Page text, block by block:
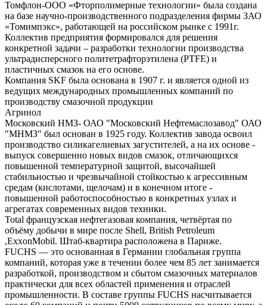
Томфлон-ООО «Фторполимерные технологии» была создана
на базе научно-производственного подразделения фирмы ЗАО
«Томимпэкс», работающей на российском рынке с 1991г.
Коллектив предприятия формировался для решения
конкретной задачи – разработки технологии производства
ультрадисперсного политетрафторэтилена (PTFE) и
пластичных смазок на его основе.
Компания SKF была основана в 1907 г. и является одной из
ведущих международных промышленных компаний по
производству смазочной продукции
Агринол
Московский НМЗ- ОАО "Московский Нефтемаслозавод" ОАО
"МНМЗ" был основан в 1925 году. Коллектив завода освоил
производство силикагелиевых загустителей, а на их основе -
выпуск совершенно новых видов смазок, отличающихся
повышенной температурной защитой, высочайшей
стабильностью и чрезвычайной стойкостью к агрессивным
средам (кислотами, щелочам) и в конечном итоге -
повышенной работоспособностью в конкретных узлах и
агрегатах современных видов техники.
Total французская нефтегазовая компания, четвёртая по
объёму добычи в мире после Shell, British Petroleum
,ExxonMobil. Штаб-квартира расположена в Париже.
FUCHS — это основанная в Германии глобальная группа
компаний, которая уже в течении более чем 85 лет занимается
разработкой, производством и сбытом смазочных материалов
практически для всех областей применения и отраслей
промышленности. В составе группы FUCHS насчитывается